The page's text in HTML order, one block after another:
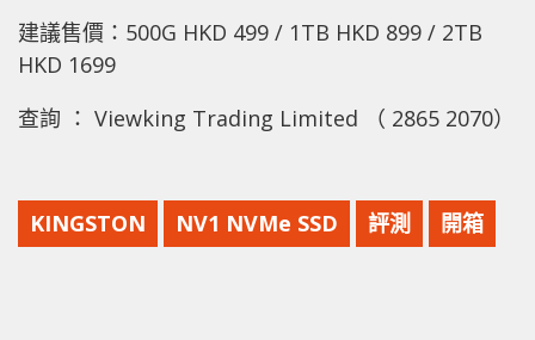
建議售價：500G HKD 499 / 1TB HKD 899 / 2TB
HKD 1699
查詢 ： Viewking Trading Limited （ 2865 2070）
KINGSTON NV1 NVMe SSD 評測 開箱